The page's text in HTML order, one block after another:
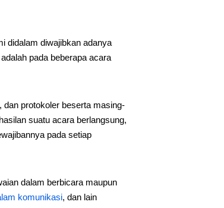
didalam diwajibkan adanya
pada beberapa acara
dan protokoler beserta masing-
suatu acara berlangsung,
pada setiap
dalam berbicara maupun
komunikasi, dan lain